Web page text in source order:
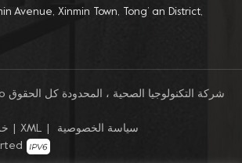
Avenue, Xinmin Town, Tong’ an District,
XML
سياسة الخصوصية